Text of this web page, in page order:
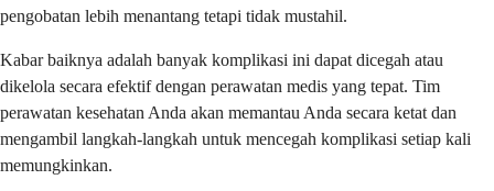
pengobatan lebih menantang tetapi tidak mustahil.
Kabar baiknya adalah banyak komplikasi ini dapat dicegah atau
dikelola secara efektif dengan perawatan medis yang tepat. Tim
perawatan kesehatan Anda akan memantau Anda secara ketat dan
mengambil langkah-langkah untuk mencegah komplikasi setiap kali
memungkinkan.